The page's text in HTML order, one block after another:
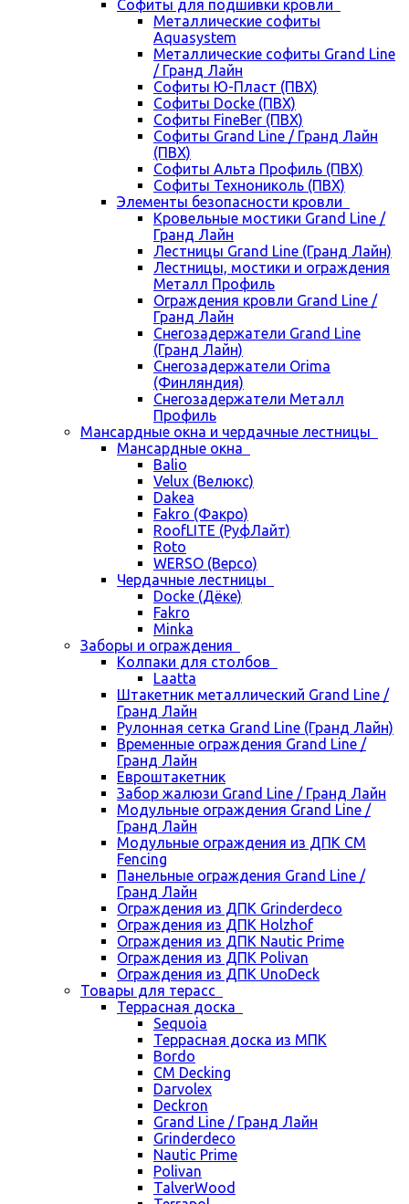
Cофиты для подшивки кровли
Металлические софиты
Aquasystem
Металлические софиты Grand Line
/ Гранд Лайн
Софиты Ю-Пласт (ПВХ)
Софиты Docke (ПВХ)
Софиты FineBer (ПВХ)
Софиты Grand Line / Гранд Лайн
(ПВХ)
Софиты Альта Профиль (ПВХ)
Софиты Технониколь (ПВХ)
Элементы безопасности кровли
Кровельные мостики Grand Line /
Гранд Лайн
Лестницы Grand Line (Гранд Лайн)
Лестницы, мостики и ограждения
Металл Профиль
Ограждения кровли Grand Line /
Гранд Лайн
Снегозадержатели Grand Line
(Гранд Лайн)
Снегозадержатели Orima
(Финляндия)
Снегозадержатели Металл
Профиль
Мансардные окна и чердачные лестницы
Мансардные окна
Balio
Velux (Велюкс)
Dakea
Fakro (Факро)
RoofLITE (РуфЛайт)
Roto
WERSO (Версо)
Чердачные лестницы
Docke (Дёке)
Fakro
Minka
Заборы и ограждения
Колпаки для столбов
Laatta
Штакетник металлический Grand Line /
Гранд Лайн
Рулонная сетка Grand Line (Гранд Лайн)
Временные ограждения Grand Line /
Гранд Лайн
Евроштакетник
Забор жалюзи Grand Line / Гранд Лайн
Модульные ограждения Grand Line /
Гранд Лайн
Модульные ограждения из ДПК CM
Fencing
Панельные ограждения Grand Line /
Гранд Лайн
Ограждения из ДПК Grinderdeco
Ограждения из ДПК Holzhof
Ограждения из ДПК Nautic Prime
Ограждения из ДПК Polivan
Ограждения из ДПК UnoDeck
Товары для терасс
Террасная доска
Sequoia
Террасная доска из МПК
Bordo
CM Decking
Darvolex
Deckron
Grand Line / Гранд Лайн
Grinderdeco
Nautic Prime
Polivan
TalverWood